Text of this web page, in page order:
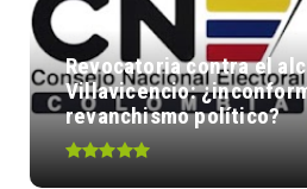
Revocatoria contra el
Villavicencio:
revanchismo político?